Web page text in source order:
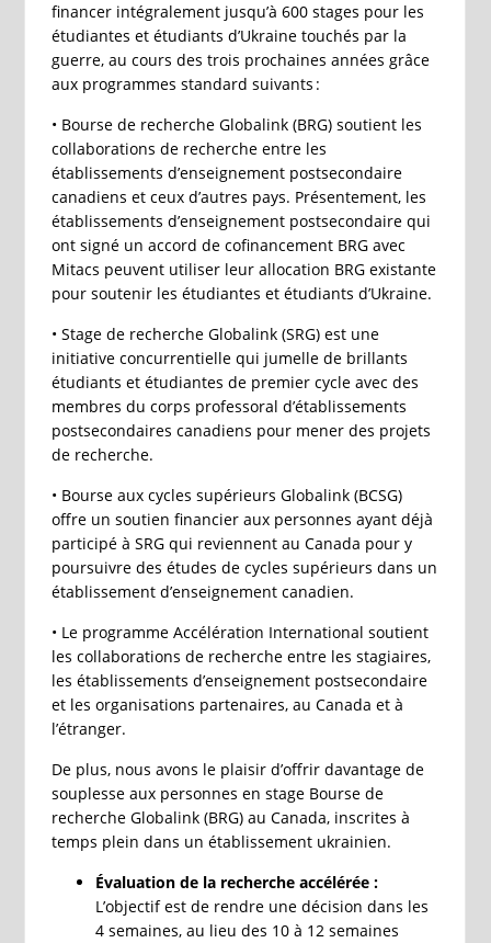
financer intégralement jusqu’à 600 stages pour les
étudiantes et étudiants d’Ukraine touchés par la
guerre, au cours des trois prochaines années grâce
aux programmes standard suivants :
• Bourse de recherche Globalink (BRG) soutient les
collaborations de recherche entre les
établissements d’enseignement postsecondaire
canadiens et ceux d’autres pays. Présentement, les
établissements d’enseignement postsecondaire qui
ont signé un accord de cofinancement BRG avec
Mitacs peuvent utiliser leur allocation BRG existante
pour soutenir les étudiantes et étudiants d’Ukraine.
• Stage de recherche Globalink (SRG) est une
initiative concurrentielle qui jumelle de brillants
étudiants et étudiantes de premier cycle avec des
membres du corps professoral d’établissements
postsecondaires canadiens pour mener des projets
de recherche.
• Bourse aux cycles supérieurs Globalink (BCSG)
offre un soutien financier aux personnes ayant déjà
participé à SRG qui reviennent au Canada pour y
poursuivre des études de cycles supérieurs dans un
établissement d’enseignement canadien.
• Le programme Accélération International soutient
les collaborations de recherche entre les stagiaires,
les établissements d’enseignement postsecondaire
et les organisations partenaires, au Canada et à
l’étranger.
De plus, nous avons le plaisir d’offrir davantage de
souplesse aux personnes en stage Bourse de
recherche Globalink (BRG) au Canada, inscrites à
temps plein dans un établissement ukrainien.
Évaluation de la recherche accélérée :
L’objectif est de rendre une décision dans les
4 semaines, au lieu des 10 à 12 semaines